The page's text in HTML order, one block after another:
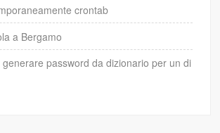
crontab
a Bergamo
password da dizionario per un di